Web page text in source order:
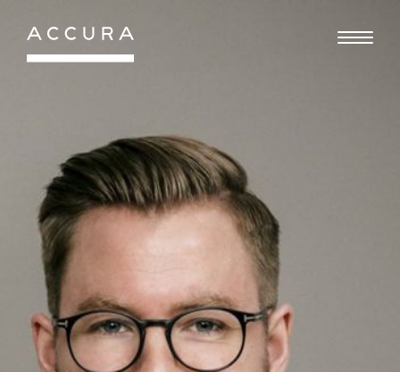
Gå
indhold